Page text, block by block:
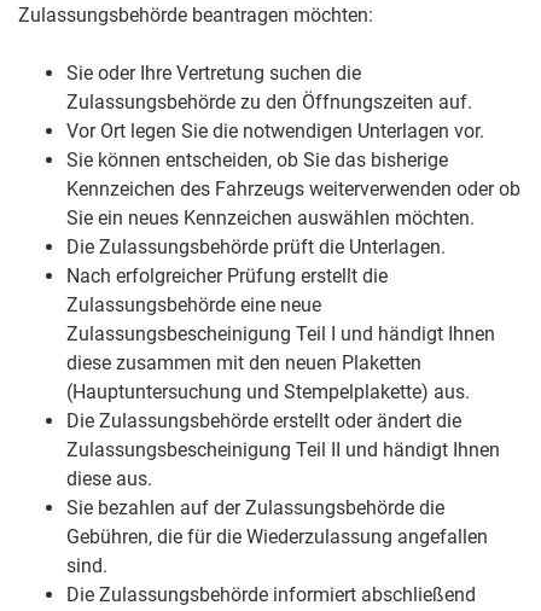
Zulassungsbehörde beantragen möchten:
Sie oder Ihre Vertretung suchen die
Zulassungsbehörde zu den Öffnungszeiten auf.
Vor Ort legen Sie die notwendigen Unterlagen vor.
Sie können entscheiden, ob Sie das bisherige
Kennzeichen des Fahrzeugs weiterverwenden oder ob
Sie ein neues Kennzeichen auswählen möchten.
Die Zulassungsbehörde prüft die Unterlagen.
Nach erfolgreicher Prüfung erstellt die
Zulassungsbehörde eine neue
Zulassungsbescheinigung Teil I und händigt Ihnen
diese zusammen mit den neuen Plaketten
(Hauptuntersuchung und Stempelplakette) aus.
Die Zulassungsbehörde erstellt oder ändert die
Zulassungsbescheinigung Teil II und händigt Ihnen
diese aus.
Sie bezahlen auf der Zulassungsbehörde die
Gebühren, die für die Wiederzulassung angefallen
sind.
Die Zulassungsbehörde informiert abschließend